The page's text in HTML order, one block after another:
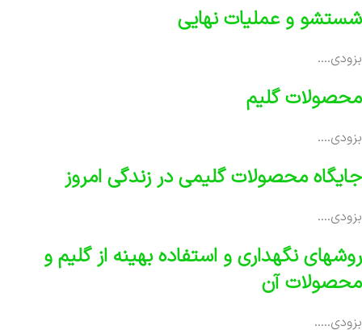
شستشو و عملیات نهایی
بزودی….
محصولات گلیم
بزودی….
جایگاه محصولات گلیمی در زندگی امروز
بزودی….
روشهای نگهداری و استفاده بهینه از گلیم و
محصولات آن
بزودی…..